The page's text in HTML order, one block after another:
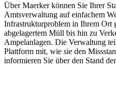
Über Maerker können Sie Ihrer
Amtsverwaltung auf einfachem
Infrastrukturproblem in Ihrem Ort
abgelagertem Müll bis hin zu
Ampelanlagen. Die Verwaltung
Plattform mit, wie sie den
informieren Sie über den Stand